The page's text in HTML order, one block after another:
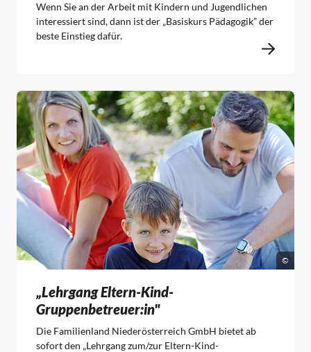
Wenn Sie an der Arbeit mit Kindern und Jugendlichen
interessiert sind, dann ist der „Basiskurs Pädagogik” der
beste Einstieg dafür.
©
„Lehrgang Eltern-Kind-
Gruppenbetreuer:in"
Die Familienland Niederösterreich GmbH bietet ab
sofort den „Lehrgang zum/zur Eltern-Kind-